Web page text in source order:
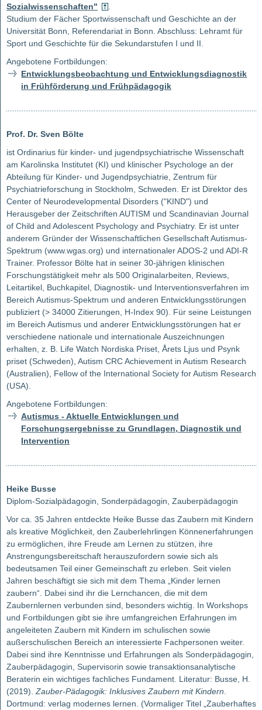
Sozialwissenschaften"
Studium der Fächer Sportwissenschaft und Geschichte an der
Universität Bonn, Referendariat in Bonn. Abschluss: Lehramt für
Sport und Geschichte für die Sekundarstufen I und II.
Angebotene Fortbildungen:
Entwicklungsbeobachtung und Entwicklungsdiagnostik
in Frühförderung und Frühpädagogik
Prof. Dr. Sven Bölte
ist Ordinarius für kinder- und jugendpsychiatrische Wissenschaft
am Karolinska Institutet (KI) und klinischer Psychologe an der
Abteilung für Kinder- und Jugendpsychiatrie, Zentrum für
Psychiatrieforschung in Stockholm, Schweden. Er ist Direktor des
Center of Neurodevelopmental Disorders ("KIND") und
Herausgeber der Zeitschriften AUTISM und Scandinavian Journal
of Child and Adolescent Psychology and Psychiatry. Er ist unter
anderem Gründer der Wissenschaftlichen Gesellschaft Autismus-
Spektrum (www.wgas.org) und internationaler ADOS-2 und ADI-R
Trainer. Professor Bölte hat in seiner 30-jährigen klinischen
Forschungstätigkeit mehr als 500 Originalarbeiten, Reviews,
Leitartikel, Buchkapitel, Diagnostik- und Interventionsverfahren im
Bereich Autismus-Spektrum und anderen Entwicklungsstörungen
publiziert (> 34000 Zitierungen, H-Index 90). Für seine Leistungen
im Bereich Autismus und anderer Entwicklungsstörungen hat er
verschiedene nationale und internationale Auszeichnungen
erhalten, z. B. Life Watch Nordiska Priset, Årets Ljus und Psynk
priset (Schweden), Autism CRC Achievement in Autism Research
(Australien), Fellow of the International Society for Autism Research
(USA).
Angebotene Fortbildungen:
Autismus - Aktuelle Entwicklungen und
Forschungsergebnisse zu Grundlagen, Diagnostik und
Intervention
Heike Busse
Diplom-Sozialpädagogin, Sonderpädagogin, Zauberpädagogin
Vor ca. 35 Jahren entdeckte Heike Busse das Zaubern mit Kindern
als kreative Möglichkeit, den Zauberlehrlingen Könnenerfahrungen
zu ermöglichen, ihre Freude am Lernen zu stützen, ihre
Anstrengungsbereitschaft herauszufordern sowie sich als
bedeutsamen Teil einer Gemeinschaft zu erleben. Seit vielen
Jahren beschäftigt sie sich mit dem Thema „Kinder lernen
zaubern“. Dabei sind ihr die Lernchancen, die mit dem
Zaubernlernen verbunden sind, besonders wichtig. In Workshops
und Fortbildungen gibt sie ihre umfangreichen Erfahrungen im
angeleiteten Zaubern mit Kindern im schulischen sowie
außerschulischen Bereich an interessierte Fachpersonen weiter.
Dabei sind ihre Kenntnisse und Erfahrungen als Sonderpädagogin,
Zauberpädagogin, Supervisorin sowie transaktionsanalytische
Beraterin ein wichtiges fachliches Fundament. Literatur: Busse, H.
(2019). Zauber-Pädagogik: Inklusives Zaubern mit Kindern
Dortmund: verlag modernes lernen. (Vormaliger Titel „Zauberhaftes